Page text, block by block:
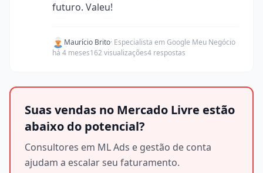
futuro. Valeu!
Maurício Brito· Especialista em Google Meu Negócio
há 4 meses162 visualizações4 respostas
Suas vendas no Mercado Livre estão
abaixo do potencial?
Consultores em ML Ads e gestão de conta
ajudam a escalar seu faturamento.